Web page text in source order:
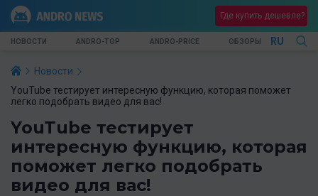
Где купить дешевле?
НОВОСТИ ANDRO-TOP ANDRO-PRICE ОБЗОРЫ RU
Новости
YouTube тестирует интересную функцию, которая поможет
легко подобрать видео для вас!
YouTube тестирует
интересную функцию, которая
поможет легко подобрать
видео для вас!